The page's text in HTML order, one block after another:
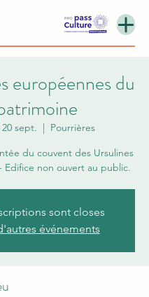
européennes du
sept.
  |
Pourrières
du couvent des Ursulines
Edifice non ouvert au public.
sont closes
événements